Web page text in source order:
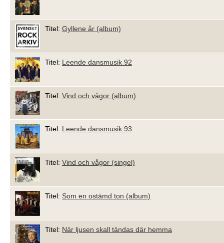
Titel: Gyllene år (album)
Titel: Leende dansmusik 92
Titel: Vind och vågor (album)
Titel: Leende dansmusik 93
Titel: Vind och vågor (singel)
Titel: Som en ostämd ton (album)
Titel: När ljusen skall tändas där hemma